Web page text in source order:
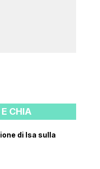
CHIA
di Isa sulla